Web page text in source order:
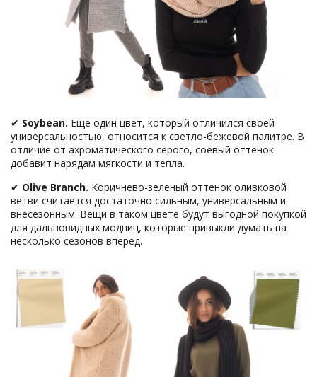
✔ Soybean. Еще один цвет, который отличился своей
универсальностью, относится к светло-бежевой палитре. В
отличие от ахроматического серого, соевый оттенок
добавит нарядам мягкости и тепла.
✔ Olive Branch. Коричнево-зеленый оттенок оливковой
ветви считается достаточно сильным, универсальным и
внесезонным. Вещи в таком цвете будут выгодной покупкой
для дальновидных модниц, которые привыкли думать на
несколько сезонов вперед.